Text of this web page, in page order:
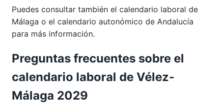
Puedes consultar también el calendario laboral de
Málaga o el calendario autonómico de Andalucía
para más información.
Preguntas frecuentes sobre el
calendario laboral de Vélez-
Málaga 2029